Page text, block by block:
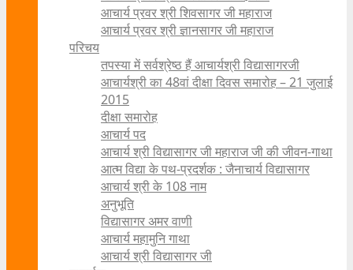
आचार्य प्रवर श्री शिवसागर जी महाराज
आचार्य प्रवर श्री ज्ञानसागर जी महाराज
परिचय
तपस्या में सर्वश्रेष्ठ हैं आचार्यश्री विद्यासागरजी
आचार्यश्री का 48वां दीक्षा दिवस समारोह – 21 जुलाई
2015
दीक्षा समारोह
आचार्य पद
आचार्य श्री विद्यासागर जी महाराज जी की जीवन-गाथा
आत्म विद्या के पथ-प्रदर्शक : जैनाचार्य विद्यासागर
आचार्य श्री के 108 नाम
अनुभूति
विद्यासागर अमर वाणी
आचार्य महामुनि गाथा
आचार्य श्री विद्यासागर जी